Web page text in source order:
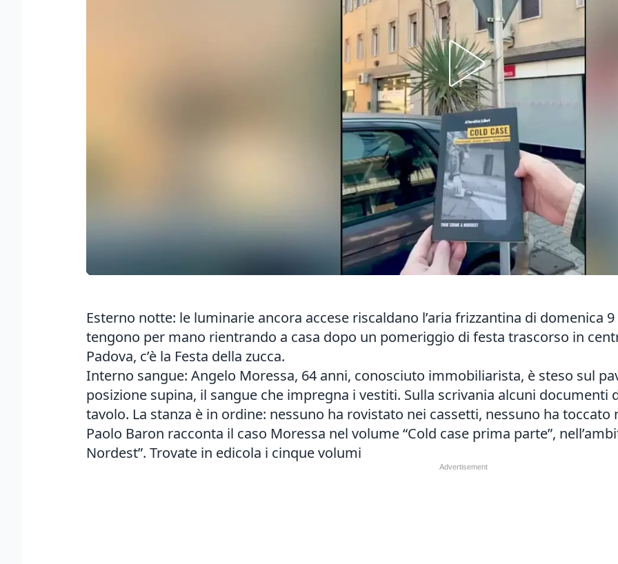
Esterno notte: le luminarie ancora accese riscaldano l’aria frizzantina di domenica
tengono per mano rientrando a casa dopo un pomeriggio di festa trascorso in
Padova, c’è la Festa della zucca.
Interno sangue: Angelo Moressa, 64 anni, conosciuto immobiliarista, è steso sul
posizione supina, il sangue che impregna i vestiti. Sulla scrivania alcuni documenti
tavolo. La stanza è in ordine: nessuno ha rovistato nei cassetti, nessuno ha toccato
Paolo Baron racconta il caso Moressa nel volume “Cold case prima parte”,
Nordest”. Trovate in edicola i cinque volumi